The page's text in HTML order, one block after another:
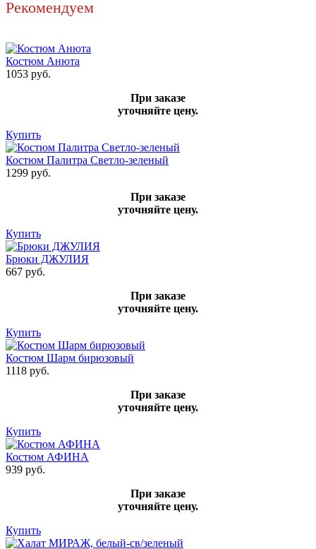
Рекомендуем
Костюм Анюта
1053 руб.
При заказе
уточняйте цену.
Купить
Костюм Палитра Светло-зеленый
1299 руб.
При заказе
уточняйте цену.
Купить
Брюки ДЖУЛИЯ
667 руб.
При заказе
уточняйте цену.
Купить
Костюм Шарм бирюзовый
1118 руб.
При заказе
уточняйте цену.
Купить
Костюм АФИНА
939 руб.
При заказе
уточняйте цену.
Купить